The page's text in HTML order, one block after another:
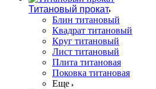
Титановый прокат
Блин титановый
Квадрат титановый
Круг титановый
Лист титановый
Плита титановая
Поковка титановая
Еще